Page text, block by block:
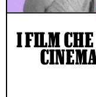
I FILM